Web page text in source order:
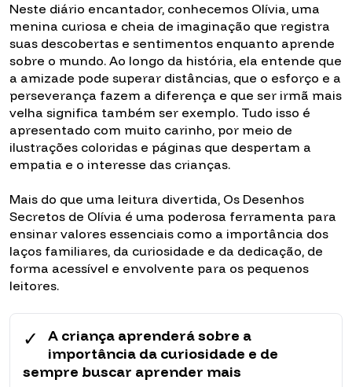
Neste diário encantador, conhecemos Olívia, uma
menina curiosa e cheia de imaginação que registra
suas descobertas e sentimentos enquanto aprende
sobre o mundo. Ao longo da história, ela entende que
a amizade pode superar distâncias, que o esforço e a
perseverança fazem a diferença e que ser irmã mais
velha significa também ser exemplo. Tudo isso é
apresentado com muito carinho, por meio de
ilustrações coloridas e páginas que despertam a
empatia e o interesse das crianças.
Mais do que uma leitura divertida, Os Desenhos
Secretos de Olívia é uma poderosa ferramenta para
ensinar valores essenciais como a importância dos
laços familiares, da curiosidade e da dedicação, de
forma acessível e envolvente para os pequenos
leitores.
✓
A criança aprenderá sobre a
importância da curiosidade e de
sempre buscar aprender mais